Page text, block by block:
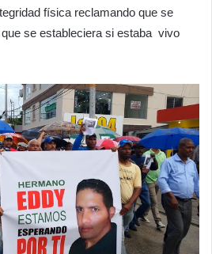
física reclamando que se
se estableciera si estaba vivo